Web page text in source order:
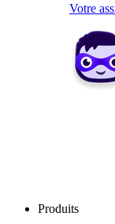
Votre
Produits